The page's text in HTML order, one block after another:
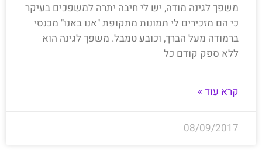
משפך לגינה מודה, יש לי חיבה יתרה למשפכים בעיקר
כי הם מזכירים לי תמונות מתקופת "אנו באנו" מכנסי
ברמודה מעל הברך, וכובע טמבל. משפך לגינה הוא
ללא ספק קודם כל
קרא עוד »
08/09/2017